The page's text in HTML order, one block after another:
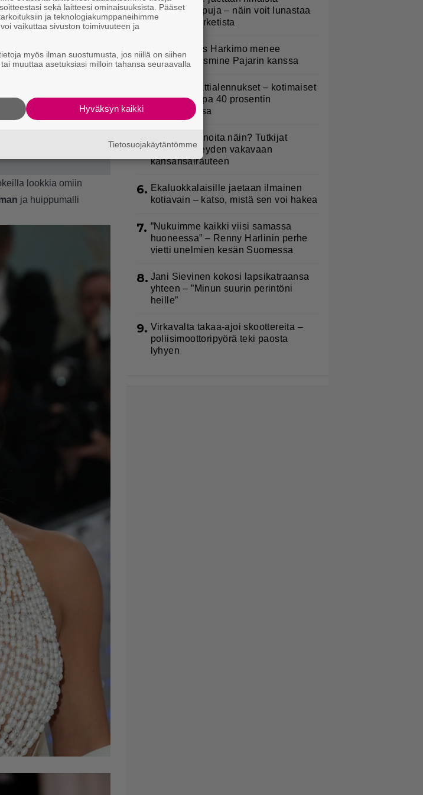
lookkia omiin
ja huippumalli
heijastinreppuja – näin voit lunastaa
omasi S-marketista
3.
Uuno: Hjallis Harkimo menee
naimisiin Jasmine Pajarin kanssa
Lidl aloitti jättialennukset – kotimaiset
kasvikset jopa 40 prosentin
alennuksessa
5.
Syötkö perunoita näin? Tutkijat
löysivät yhteyden vakavaan
kansansairauteen
6. Ekaluokkalaisille jaetaan ilmainen
kotiavain – katso, mistä sen voi hakea
7. ”Nukuimme kaikki viisi samassa
huoneessa” – Renny Harlinin perhe
vietti unelmien kesän Suomessa
8. Jani Sievinen kokosi lapsikatraansa
yhteen – ”Minun suurin perintöni
heille”
9. Virkavalta takaa-ajoi skoottereita –
poliisimoottoripyörä teki paosta
lyhyen
sekä laitteesi ominaisuuksista. Pääset
ja teknologiakumppaneihimme
vaikuttaa sivuston toimivuuteen ja
myös ilman suostumusta, jos niillä on siihen
muuttaa asetuksiasi milloin tahansa seuraavalla
Hyväksyn kaikki
Tietosuojakäytäntömme